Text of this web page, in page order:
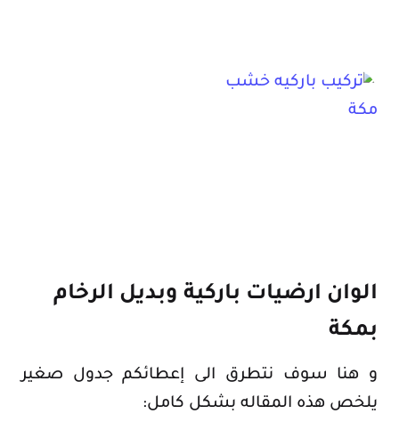
الوان ارضيات باركية وبديل الرخام
بمكة
و هنا سوف نتطرق الى إعطائكم جدول صغير
يلخص هذه المقاله بشكل كامل: